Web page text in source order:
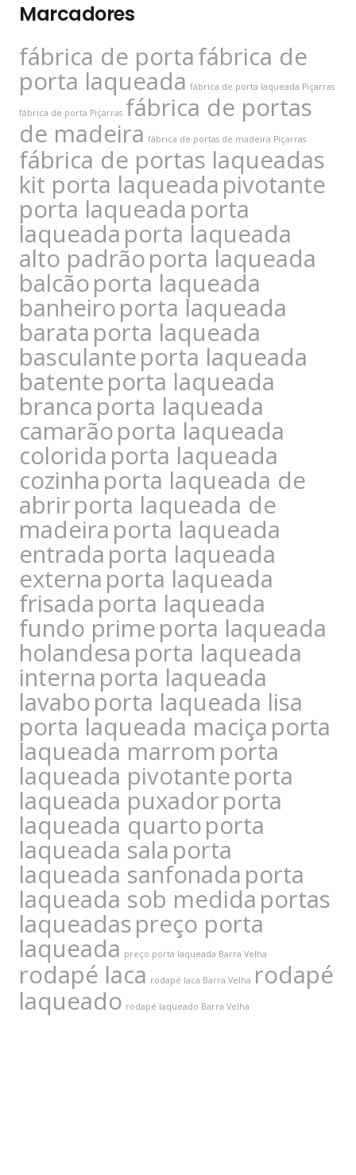
Marcadores
fábrica de portafábrica de
porta laqueada fábrica de porta laqueada Piçarras
fábrica de porta Piçarras fábrica de portas
de madeira fábrica de portas de madeira Piçarras
fábrica de portas laqueadas
kit porta laqueada pivotante
porta laqueada porta
laqueada porta laqueada
alto padrãoporta laqueada
balcãoporta laqueada
banheiroporta laqueada
barata porta laqueada
basculanteporta laqueada
batenteporta laqueada
branca porta laqueada
camarãoporta laqueada
colorida porta laqueada
cozinha porta laqueada de
abrirporta laqueada de
madeira porta laqueada
entrada porta laqueada
externa porta laqueada
frisada porta laqueada
fundo primeporta laqueada
holandesa porta laqueada
interna porta laqueada
lavaboporta laqueada lisa
porta laqueada maciça porta
laqueada marrom porta
laqueada pivotanteporta
laqueada puxadorporta
laqueada quartoporta
laqueada sala porta
laqueada sanfonada porta
laqueada sob medida portas
laqueadaspreço porta
laqueada preço porta laqueada Barra Velha
rodapé laca rodapé laca Barra Velha rodapé
laqueado rodapé laqueado Barra Velha